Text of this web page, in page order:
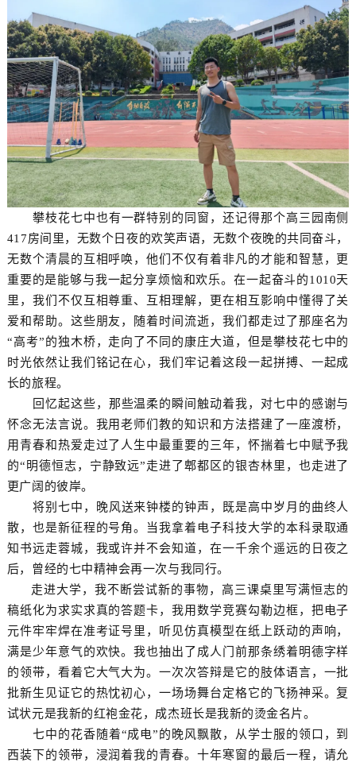
攀枝花七中也有一群特别的同窗，还记得那个高三园南侧
417房间里，无数个日夜的欢笑声语，无数个夜晚的共同奋斗，
无数个清晨的互相呼唤，他们不仅有着非凡的才能和智慧，更
重要的是能够与我一起分享烦恼和欢乐。在一起奋斗的1010天
里，我们不仅互相尊重、互相理解，更在相互影响中懂得了关
爱和帮助。这些朋友，随着时间流逝，我们都走过了那座名为
“高考”的独木桥，走向了不同的康庄大道，但是攀枝花七中的
时光依然让我们铭记在心，我们牢记着这段一起拼搏、一起成
长的旅程。
回忆起这些，那些温柔的瞬间触动着我，对七中的感谢与
怀念无法言说。我用老师们教的知识和方法搭建了一座渡桥，
用青春和热爱走过了人生中最重要的三年，怀揣着七中赋予我
的“明德恒志，宁静致远”走进了郫都区的银杏林里，也走进了
更广阔的彼岸。
将别七中，晚风送来钟楼的钟声，既是高中岁月的曲终人
散，也是新征程的号角。当我拿着电子科技大学的本科录取通
知书远走蓉城，我或许并不会知道，在一千余个遥远的日夜之
后，曾经的七中精神会再一次与我同行。
走进大学，我不断尝试新的事物，高三课桌里写满恒志的
稿纸化为求实求真的答题卡，我用数学竞赛勾勒边框，把电子
元件牢牢焊在准考证号里，听见仿真模型在纸上跃动的声响，
满是少年意气的欢快。我也抽出了成人门前那条绣着明德字样
的领带，看着它大气大为。一次次答辩是它的肢体语言，一批
批新生见证它的热忱初心，一场场舞台定格它的飞扬神采。复
试状元是我新的红袍金花，成杰班长是我新的烫金名片。
七中的花香随着“成电”的晚风飘散，从学士服的领口，到
西装下的领带，浸润着我的青春。十年寒窗的最后一程，请允